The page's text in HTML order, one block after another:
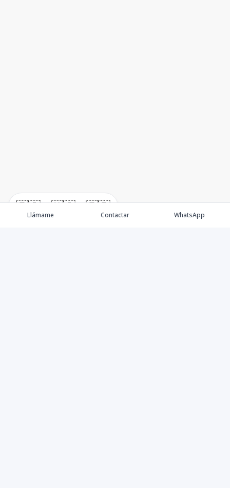
🇪🇸 🇺🇸 🇫🇷
Llámame Contactar WhatsApp